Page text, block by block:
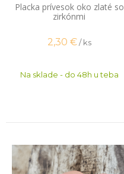
Placka prívesok oko zlaté so
zirkónmi
2,30 € / ks
Na sklade - do 48h u teba